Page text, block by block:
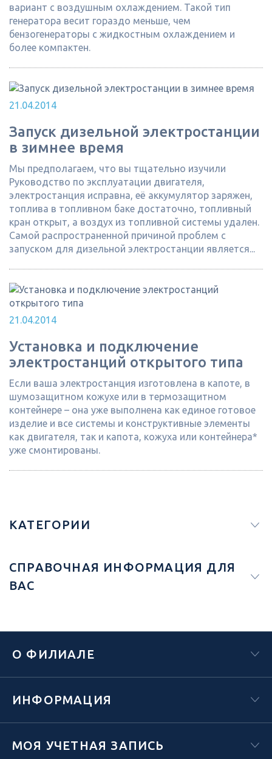
вариант с воздушным охлаждением. Такой тип
генератора весит гораздо меньше, чем
бензогенераторы с жидкостным охлаждением и
более компактен.
21.04.2014
Запуск дизельной электростанции
в зимнее время
Мы предполагаем, что вы тщательно изучили
Руководство по эксплуатации двигателя,
электростанция исправна, её аккумулятор заряжен,
топлива в топливном баке достаточно, топливный
кран открыт, а воздух из топливной системы удален.
Самой распространенной причиной проблем с
запуском для дизельной электростанции является...
21.04.2014
Установка и подключение
электростанций открытого типа
Если ваша электростанция изготовлена в капоте, в
шумозащитном кожухе или в термозащитном
контейнере – она уже выполнена как единое готовое
изделие и все системы и конструктивные элементы
как двигателя, так и капота, кожуха или контейнера*
уже смонтированы.
КАТЕГОРИИ
СПРАВОЧНАЯ ИНФОРМАЦИЯ ДЛЯ
ВАС
О ФИЛИАЛЕ
ИНФОРМАЦИЯ
МОЯ УЧЕТНАЯ ЗАПИСЬ